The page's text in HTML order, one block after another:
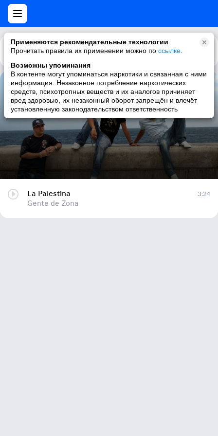
Применяются рекомендательные технологии
Прочитать правила их применении можно по ссылке
Возможны упоминания
В контенте могут упоминаться наркотики и связанная с ними
информация. Незаконное потребление наркотических
средств, психотропных веществ и их аналогов причиняет
вред здоровью, их незаконный оборот запрещён и влечёт
установленную законодательством ответственность
Каталог Рекомендации
La Palestina
Gente de Zona
La Palestina
Gente de Zona
3:24